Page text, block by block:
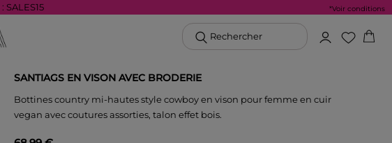
SALES15 *Voir conditions
Rechercher
SANTIAGS EN VISON AVEC BRODERIE
Bottines country mi-hautes style cowboy en vison pour femme en cuir
vegan avec coutures assorties, talon effet bois.